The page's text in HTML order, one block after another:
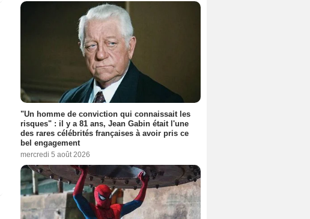
"Un homme de conviction qui connaissait les
risques" : il y a 81 ans, Jean Gabin était l'une
des rares célébrités françaises à avoir pris ce
bel engagement
mercredi 5 août 2026